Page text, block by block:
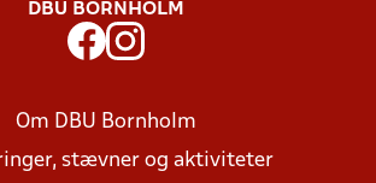
DBU BORNHOLM
Om DBU Bornholm
stævner og aktiviteter